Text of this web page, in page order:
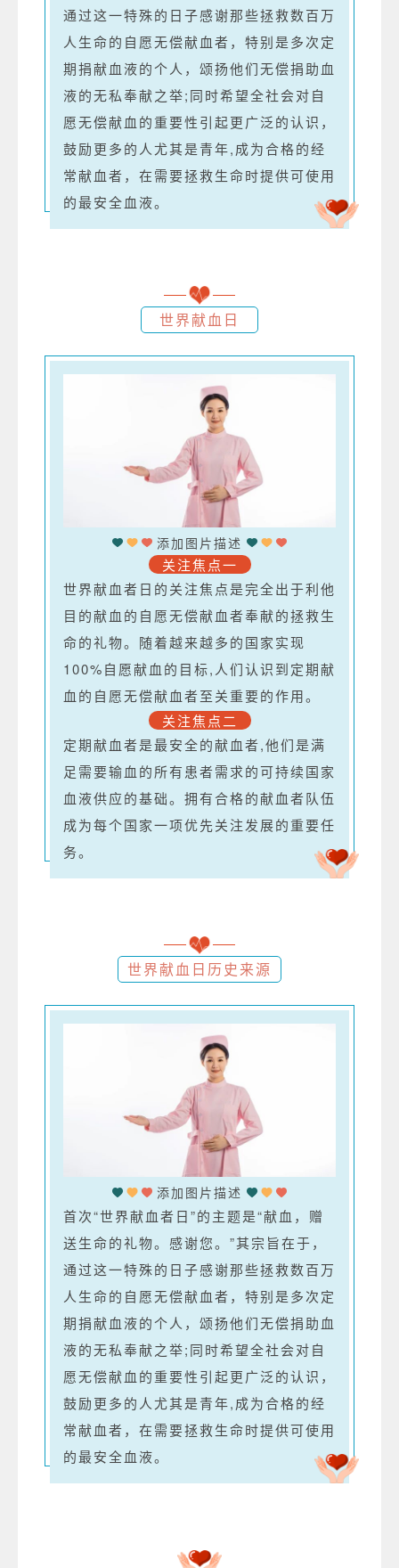
通过这一特殊的日子感谢那些拯救数百万
人生命的自愿无偿献血者，特别是多次定
期捐献血液的个人，颂扬他们无偿捐助血
液的无私奉献之举;同时希望全社会对自
愿无偿献血的重要性引起更广泛的认识，
鼓励更多的人尤其是青年,成为合格的经
常献血者，在需要拯救生命时提供可使用
的最安全血液。
世界献血日
添加图片描述
关注焦点一
世界献血者日的关注焦点是完全出于利他
目的献血的自愿无偿献血者奉献的拯救生
命的礼物。随着越来越多的国家实现
100%自愿献血的目标,人们认识到定期献
血的自愿无偿献血者至关重要的作用。
关注焦点二
定期献血者是最安全的献血者,他们是满
足需要输血的所有患者需求的可持续国家
血液供应的基础。拥有合格的献血者队伍
成为每个国家一项优先关注发展的重要任
务。
世界献血日历史来源
添加图片描述
首次“世界献血者日”的主题是“献血，赠
送生命的礼物。感谢您。”其宗旨在于，
通过这一特殊的日子感谢那些拯救数百万
人生命的自愿无偿献血者，特别是多次定
期捐献血液的个人，颂扬他们无偿捐助血
液的无私奉献之举;同时希望全社会对自
愿无偿献血的重要性引起更广泛的认识，
鼓励更多的人尤其是青年,成为合格的经
常献血者，在需要拯救生命时提供可使用
的最安全血液。